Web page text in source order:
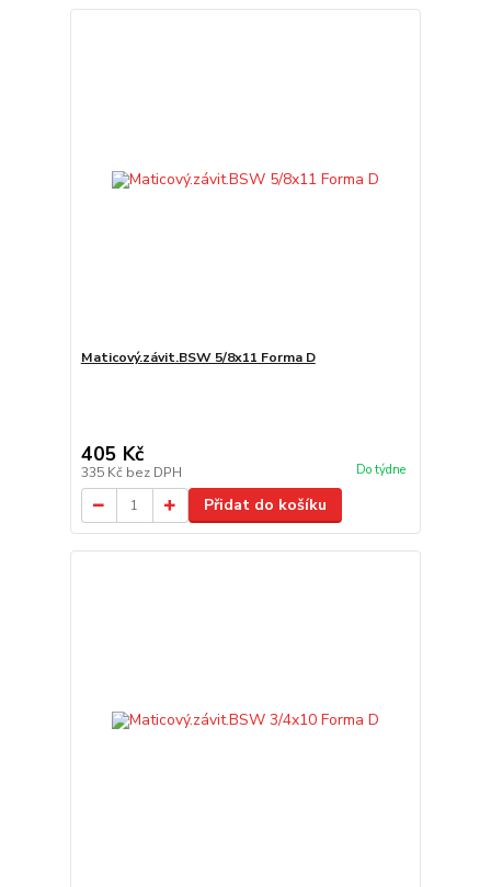
Maticový.závit.BSW 5/8x11 Forma D
405 Kč
335 Kč bez DPH Do týdne
Přidat do košíku